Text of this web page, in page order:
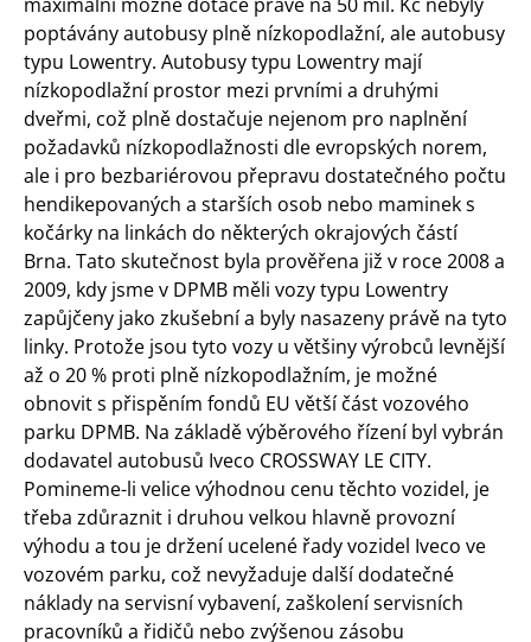
poptávány autobusy plně nízkopodlažní, ale autobusy
typu Lowentry. Autobusy typu Lowentry mají
nízkopodlažní prostor mezi prvními a druhými
dveřmi, což plně dostačuje nejenom pro naplnění
požadavků nízkopodlažnosti dle evropských norem,
ale i pro bezbariérovou přepravu dostatečného počtu
hendikepovaných a starších osob nebo maminek s
kočárky na linkách do některých okrajových částí
Brna. Tato skutečnost byla prověřena již v roce 2008 a
2009, kdy jsme v DPMB měli vozy typu Lowentry
zapůjčeny jako zkušební a byly nasazeny právě na tyto
linky. Protože jsou tyto vozy u většiny výrobců levnější
až o 20 % proti plně nízkopodlažním, je možné
obnovit s přispěním fondů EU větší část vozového
parku DPMB. Na základě výběrového řízení byl vybrán
dodavatel autobusů Iveco CROSSWAY LE CITY.
Pomineme-li velice výhodnou cenu těchto vozidel, je
třeba zdůraznit i druhou velkou hlavně provozní
výhodu a tou je držení ucelené řady vozidel Iveco ve
vozovém parku, což nevyžaduje další dodatečné
náklady na servisní vybavení, zaškolení servisních
pracovníků a řidičů nebo zvýšenou zásobu